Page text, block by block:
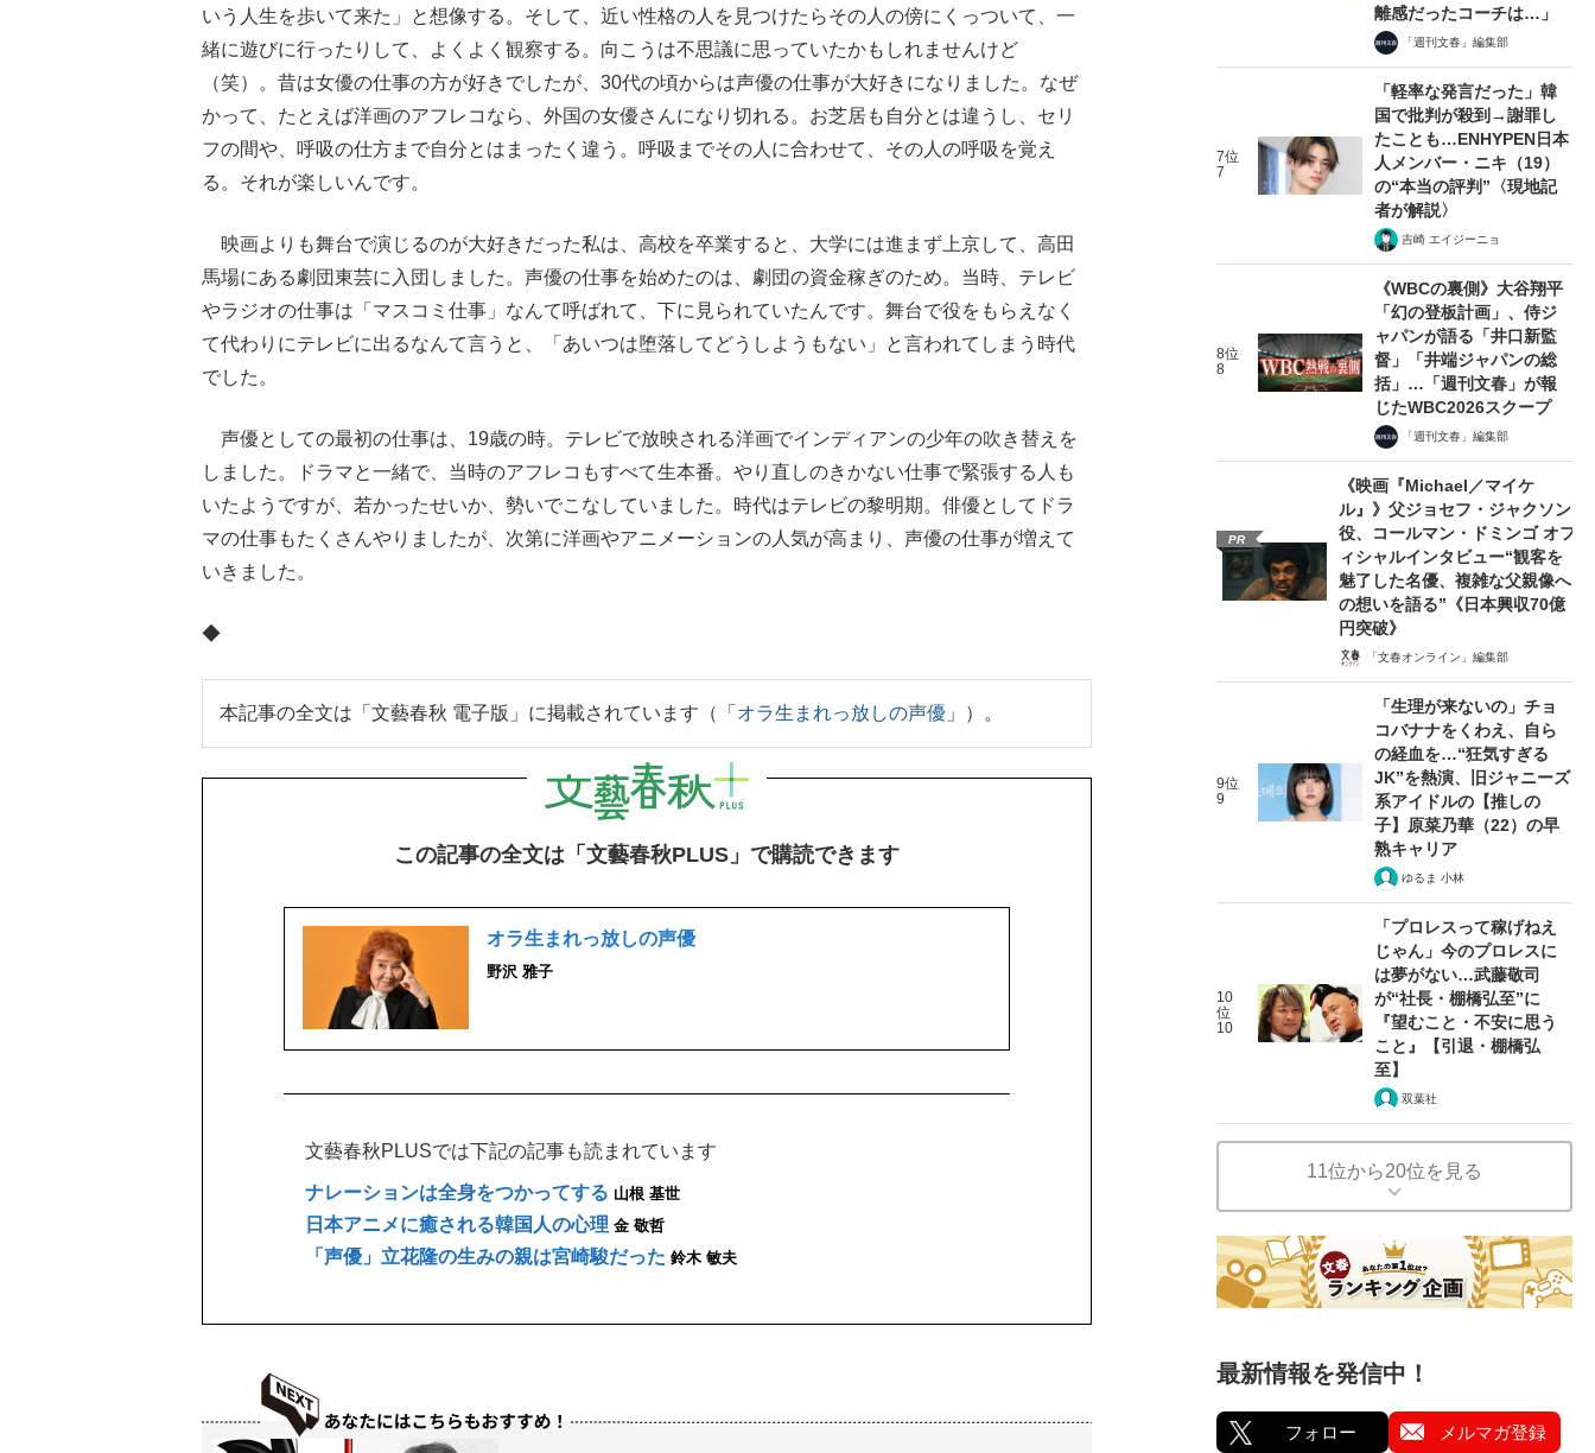
いう人生を歩いて来た」と想像する。そして、近い性格の人を見つけたらその人の傍にくっついて、一
緒に遊びに行ったりして、よくよく観察する。向こうは不思議に思っていたかもしれませんけど
（笑）。昔は女優の仕事の方が好きでしたが、30代の頃からは声優の仕事が大好きになりました。なぜ
かって、たとえば洋画のアフレコなら、外国の女優さんになり切れる。お芝居も自分とは違うし、セリ
フの間や、呼吸の仕方まで自分とはまったく違う。呼吸までその人に合わせて、その人の呼吸を覚え
る。それが楽しいんです。
映画よりも舞台で演じるのが大好きだった私は、高校を卒業すると、大学には進まず上京して、高田
馬場にある劇団東芸に入団しました。声優の仕事を始めたのは、劇団の資金稼ぎのため。当時、テレビ
やラジオの仕事は「マスコミ仕事」なんて呼ばれて、下に見られていたんです。舞台で役をもらえなく
て代わりにテレビに出るなんて言うと、「あいつは堕落してどうしようもない」と言われてしまう時代
でした。
声優としての最初の仕事は、19歳の時。テレビで放映される洋画でインディアンの少年の吹き替えを
しました。ドラマと一緒で、当時のアフレコもすべて生本番。やり直しのきかない仕事で緊張する人も
いたようですが、若かったせいか、勢いでこなしていました。時代はテレビの黎明期。俳優としてドラ
マの仕事もたくさんやりましたが、次第に洋画やアニメーションの人気が高まり、声優の仕事が増えて
いきました。
◆
本記事の全文は「文藝春秋 電子版」に掲載されています（「 オラ生まれっ放しの声優 」）。
この記事の全文は「文藝春秋PLUS」で購読できます
オラ生まれっ放しの声優
野沢 雅子
文藝春秋PLUSでは下記の記事も読まれています
ナレーションは全身をつかってする 山根 基世
日本アニメに癒される韓国人の心理 金 敬哲
「声優」立花隆の生みの親は宮崎駿だった 鈴木 敏夫
離感だったコーチは…」
「週刊文春」編集部
7位
7
「軽率な発言だった」韓
国で批判が殺到→謝罪し
たことも…ENHYPEN日本
人メンバー・ニキ（19）
の“本当の評判”〈現地記
者が解説〉
吉崎 エイジーニョ
8位
8
《WBCの裏側》大谷翔平
「幻の登板計画」、侍ジ
ャパンが語る「井口新監
督」「井端ジャパンの総
括」…「週刊文春」が報
じたWBC2026スクープ
「週刊文春」編集部
PR
《映画『Michael／マイケ
ル』》父ジョセフ・ジャクソン
役、コールマン・ドミンゴ オフ
ィシャルインタビュー“観客を
魅了した名優、複雑な父親像へ
の想いを語る”《日本興収70億
円突破》
「文春オンライン」編集部
9位
9
「生理が来ないの」チョ
コバナナをくわえ、自ら
の経血を…“狂気すぎる
JK”を熱演、旧ジャニーズ
系アイドルの【推しの
子】原菜乃華（22）の早
熟キャリア
ゆるま 小林
10
位
10
「プロレスって稼げねえ
じゃん」今のプロレスに
は夢がない…武藤敬司
が“社長・棚橋弘至”に
『望むこと・不安に思う
こと』【引退・棚橋弘
至】
双葉社
11位から20位を見る
最新情報を発信中！
フォロー メルマガ登録